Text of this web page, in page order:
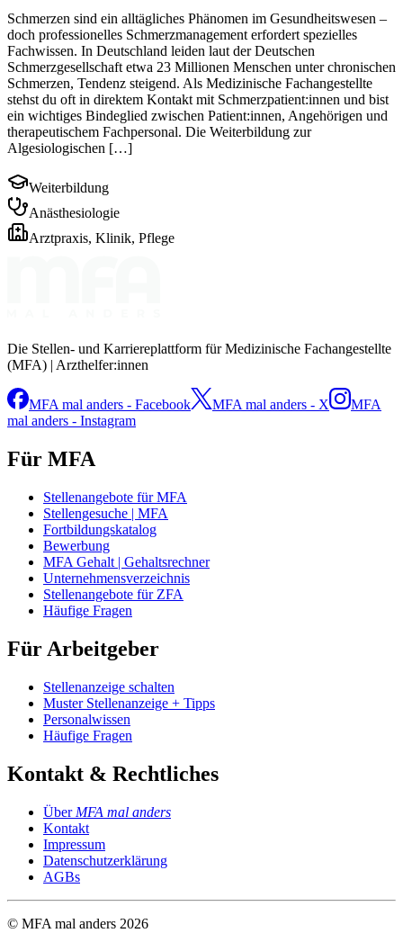
Schmerzen sind ein alltägliches Phänomen im Gesundheitswesen –
doch professionelles Schmerzmanagement erfordert spezielles
Fachwissen. In Deutschland leiden laut der Deutschen
Schmerzgesellschaft etwa 23 Millionen Menschen unter chronischen
Schmerzen, Tendenz steigend. Als Medizinische Fachangestellte
stehst du oft in direktem Kontakt mit Schmerzpatient:innen und bist
ein wichtiges Bindeglied zwischen Patient:innen, Angehörigen und
therapeutischem Fachpersonal. Die Weiterbildung zur
Algesiologischen […]
Weiterbildung
Anästhesiologie
Arztpraxis, Klinik, Pflege
Die Stellen- und Karriereplattform für Medizinische Fachangestellte
(MFA) | Arzthelfer:innen
MFA mal anders - Facebook MFA mal anders - X
MFA
mal anders - Instagram
Für MFA
Stellenangebote für MFA
Stellengesuche | MFA
Fortbildungskatalog
Bewerbung
MFA Gehalt | Gehaltsrechner
Unternehmensverzeichnis
Stellenangebote für ZFA
Häufige Fragen
Für Arbeitgeber
Stellenanzeige schalten
Muster Stellenanzeige + Tipps
Personalwissen
Häufige Fragen
Kontakt & Rechtliches
Über MFA mal anders
Kontakt
Impressum
Datenschutzerklärung
AGBs
© MFA mal anders 2026